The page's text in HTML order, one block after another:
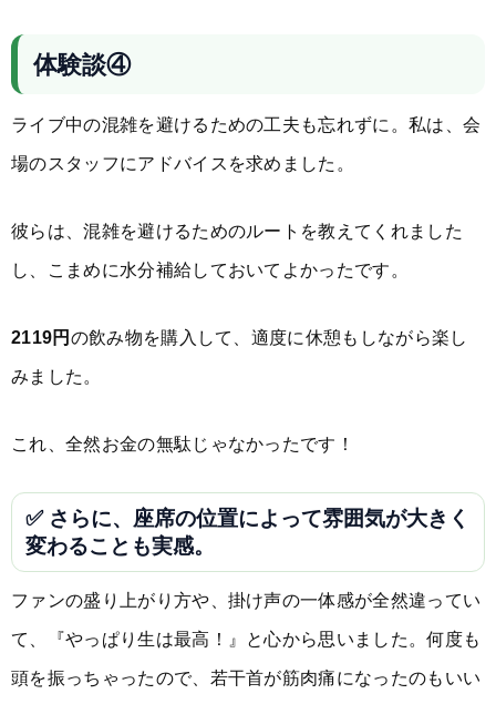
体験談④
ライブ中の混雑を避けるための工夫も忘れずに。私は、会
場のスタッフにアドバイスを求めました。
彼らは、混雑を避けるためのルートを教えてくれました
し、こまめに水分補給しておいてよかったです。
2119円 の飲み物を購入して、適度に休憩もしながら楽し
みました。
これ、全然お金の無駄じゃなかったです！
✅ さらに、座席の位置によって雰囲気が大きく
変わることも実感。
ファンの盛り上がり方や、掛け声の一体感が全然違ってい
て、『やっぱり生は最高！』と心から思いました。何度も
頭を振っちゃったので、若干首が筋肉痛になったのもいい